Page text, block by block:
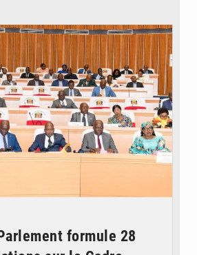
formule 28